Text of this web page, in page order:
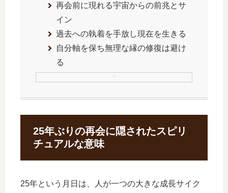
再会前に現れる宇宙からの前兆とサ
イン
過去への執着を手放し現在を生きる
自分軸を保ち無理な縁の修復は避け
る
25年ぶりの再会に隠されたスピリ
チュアルな意味
25年という月日は、人が一つの大きな成長サイク